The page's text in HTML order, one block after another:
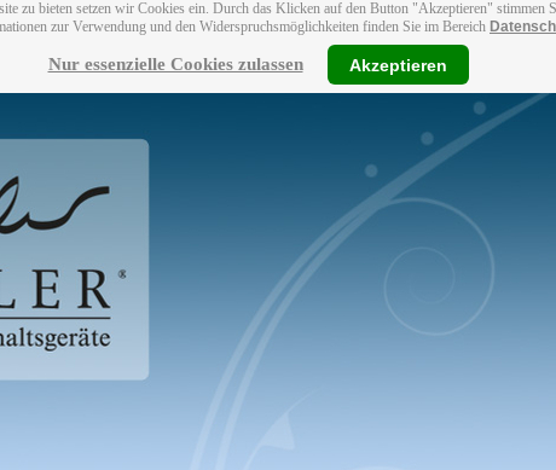
zu bieten setzen wir Cookies ein. Durch das Klicken auf den Button "Akzeptieren" stimmen
zur Verwendung und den Widerspruchsmöglichkeiten finden Sie im Bereich
Nur essenzielle Cookies zulassen Akzeptieren